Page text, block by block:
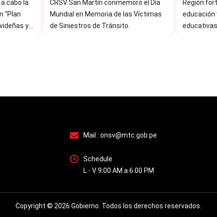
cabo la
“Plan
y
Víctimas de Siniestros de
Tránsito
CRSV San Martín conmemoró el Día
Mundial en Memoria de las Víctimas
de Siniestros de Tránsito.
Región
educación
educativas.
Mail : onsv@mtc.gob.pe
Schedule
L - V 9:00 AM a 6:00 PM
Copyright © 2026 Gobierno. Todos los derechos reservados.